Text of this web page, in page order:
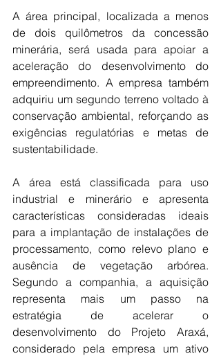
A área principal, localizada a menos
de dois quilômetros da concessão
minerária, será usada para apoiar a
aceleração do desenvolvimento do
empreendimento. A empresa também
adquiriu um segundo terreno voltado à
conservação ambiental, reforçando as
exigências regulatórias e metas de
sustentabilidade.
A área está classificada para uso
industrial e minerário e apresenta
características consideradas ideais
para a implantação de instalações de
processamento, como relevo plano e
ausência de vegetação arbórea.
Segundo a companhia, a aquisição
representa mais um passo na
estratégia de acelerar o
desenvolvimento do Projeto Araxá,
considerado pela empresa um ativo